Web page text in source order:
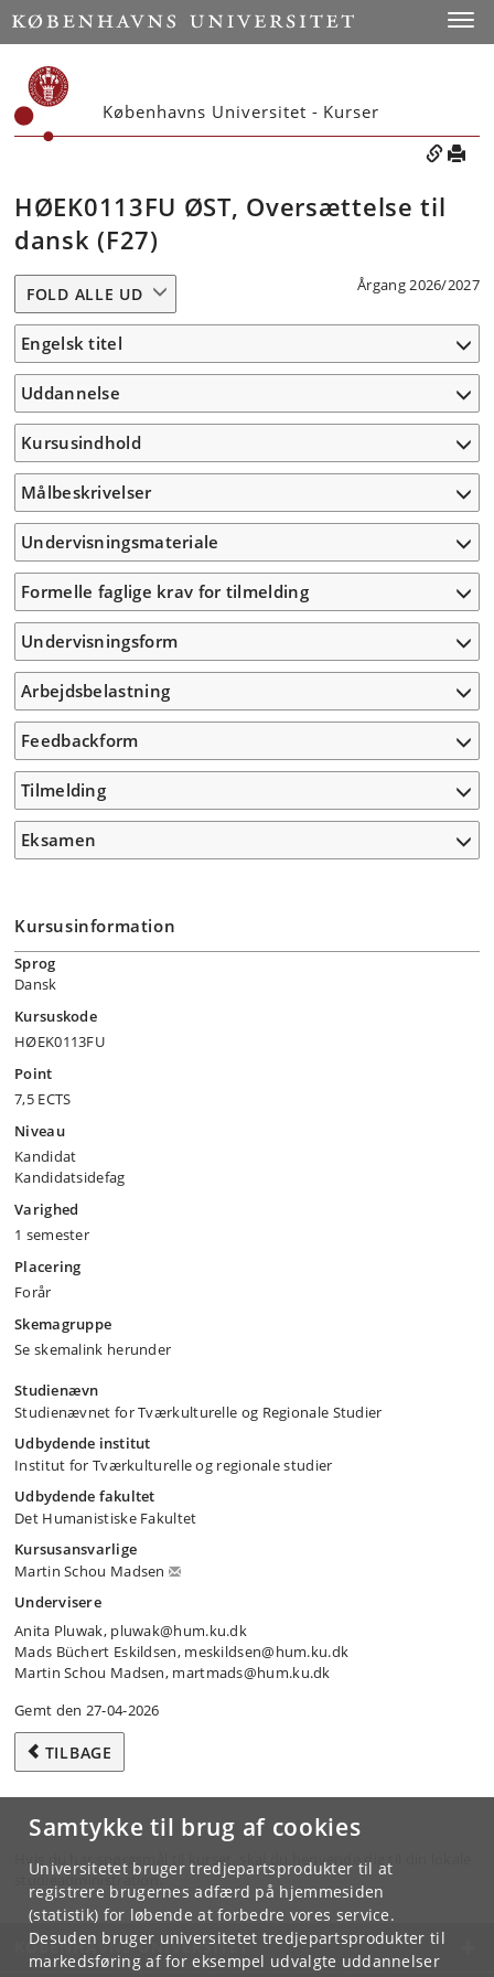
Samtykke til brug af cookies
Universitetet bruger tredjepartsprodukter til at
registrere brugernes adfærd på hjemmesiden
(statistik) for løbende at forbedre vores service.
Desuden bruger universitetet tredjepartsprodukter til
markedsføring af for eksempel udvalgte uddannelser
Københavns Universitet - Kurser
HØEK0113FU ØST, Oversættelse til
dansk (F27)
Årgang 2026/2027
FOLD ALLE UD
Engelsk titel
Uddannelse
Kursusindhold
Målbeskrivelser
Undervisningsmateriale
Formelle faglige krav for tilmelding
Undervisningsform
Arbejdsbelastning
Feedbackform
Tilmelding
Eksamen
Kursusinformation
Sprog
Dansk
Kursuskode
HØEK0113FU
Point
7,5 ECTS
Niveau
Kandidat
Kandidatsidefag
Varighed
1 semester
Placering
Forår
Skemagruppe
Se skemalink herunder
Studienævn
Studienævnet for Tværkulturelle og Regionale Studier
Udbydende institut
Institut for Tværkulturelle og regionale studier
Udbydende fakultet
Det Humanistiske Fakultet
Kursusansvarlige
Martin Schou Madsen
Undervisere
Anita Pluwak, pluwak@hum.ku.dk
Mads Büchert Eskildsen, meskildsen@hum.ku.dk
Martin Schou Madsen, martmads@hum.ku.dk
Gemt den 27-04-2026
TILBAGE
Hvis du har spørgsmål til kurset, skal du henvende dig til din lokale
studieadministration.
KØBENHAVNS UNIVERSITET